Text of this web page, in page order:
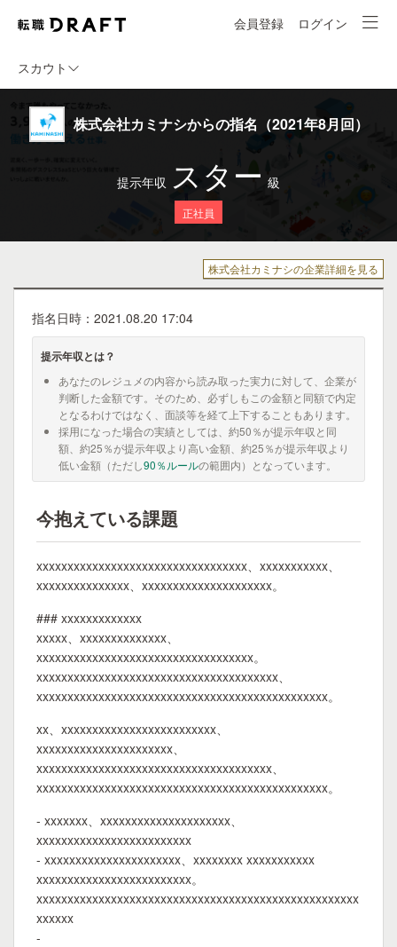
会員登録 ログイン
スカウト
株式会社カミナシからの指名（2021年8月回）
提示年収 スター 級
正社員
株式会社カミナシの企業詳細を見る
指名日時：2021.08.20 17:04
提示年収とは？
あなたのレジュメの内容から読み取った実力に対して、企業が
判断した金額です。そのため、必ずしもこの金額と同額で内定
となるわけではなく、面談等を経て上下することもあります。
採用になった場合の実績としては、約50％が提示年収と同
額、約25％が提示年収より高い金額、約25％が提示年収より
低い金額（ただし90％ルールの範囲内）となっています。
今抱えている課題
xxxxxxxxxxxxxxxxxxxxxxxxxxxxxxxxxx、xxxxxxxxxxx、
xxxxxxxxxxxxxxx、xxxxxxxxxxxxxxxxxxxxx。
### xxxxxxxxxxxxx
xxxxx、xxxxxxxxxxxxxx、
xxxxxxxxxxxxxxxxxxxxxxxxxxxxxxxxxxx。
xxxxxxxxxxxxxxxxxxxxxxxxxxxxxxxxxxxxxxx、
xxxxxxxxxxxxxxxxxxxxxxxxxxxxxxxxxxxxxxxxxxxxxxx。
xx、xxxxxxxxxxxxxxxxxxxxxxxxx、
xxxxxxxxxxxxxxxxxxxxxx、
xxxxxxxxxxxxxxxxxxxxxxxxxxxxxxxxxxxxxx、
xxxxxxxxxxxxxxxxxxxxxxxxxxxxxxxxxxxxxxxxxxxxxxx。
- xxxxxxx、xxxxxxxxxxxxxxxxxxxxx、
xxxxxxxxxxxxxxxxxxxxxxxxx
- xxxxxxxxxxxxxxxxxxxxxx、xxxxxxxx xxxxxxxxxxx
xxxxxxxxxxxxxxxxxxxxxxxxx。
xxxxxxxxxxxxxxxxxxxxxxxxxxxxxxxxxxxxxxxxxxxxxxxxxxxx
xxxxxx
-